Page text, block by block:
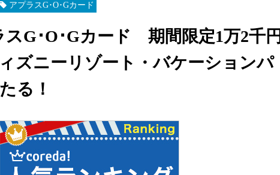
アプラスG･O･Gカード
スG･O･Gカード 期間限定1万2千円
ズニーリゾート・バケーションパ
る！